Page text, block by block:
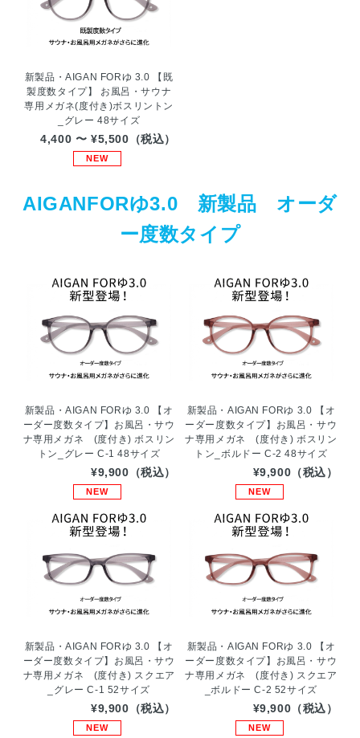
新製品・AIGAN FORゆ 3.0 【既
製度数タイプ】 お風呂・サウナ
専用メガネ(度付き)ボスリントン
_グレー 48サイズ
4,400 〜 ¥5,500（税込）
NEW
AIGANFORゆ3.0 新製品 オーダ
ー度数タイプ
新製品・AIGAN FORゆ 3.0 【オ
ーダー度数タイプ】お風呂・サウ
ナ専用メガネ (度付き) ボスリン
トン_グレー C-1 48サイズ
¥9,900（税込）
NEW
新製品・AIGAN FORゆ 3.0 【オ
ーダー度数タイプ】お風呂・サウ
ナ専用メガネ (度付き) ボスリン
トン_ボルドー C-2 48サイズ
¥9,900（税込）
NEW
新製品・AIGAN FORゆ 3.0 【オ
ーダー度数タイプ】お風呂・サウ
ナ専用メガネ (度付き) スクエア
_グレー C-1 52サイズ
¥9,900（税込）
NEW
新製品・AIGAN FORゆ 3.0 【オ
ーダー度数タイプ】お風呂・サウ
ナ専用メガネ (度付き) スクエア
_ボルドー C-2 52サイズ
¥9,900（税込）
NEW